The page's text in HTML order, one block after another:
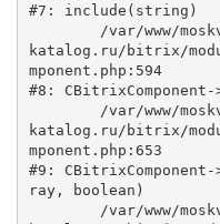
#7: include(string)
katalog.ru/bitrix/
mponent.php:594
#8: CBitrixComponent-
katalog.ru/bitrix/
mponent.php:653
#9:
ray, boolean)